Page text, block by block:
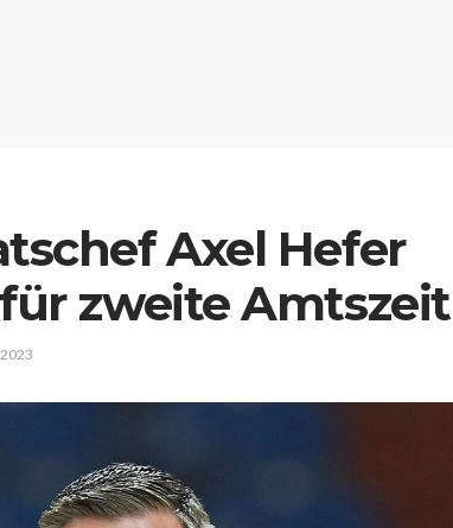
Axel Hefer
zweite Amtszeit